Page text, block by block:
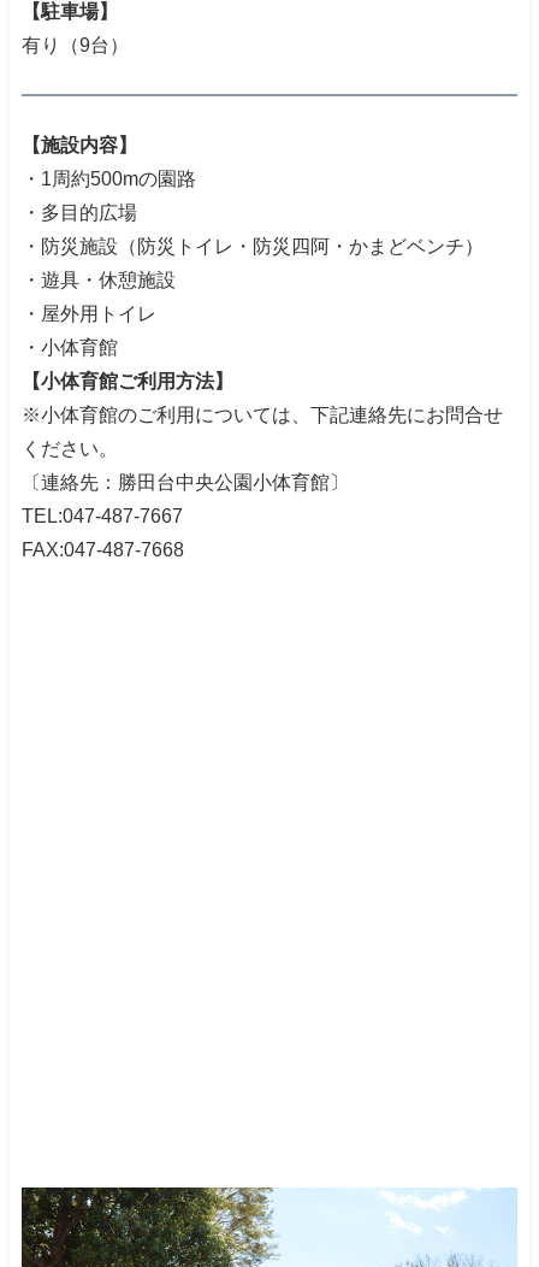
【駐車場】
有り（9台）
【施設内容】
・1周約500mの園路
・多目的広場
・防災施設（防災トイレ・防災四阿・かまどベンチ）
・遊具・休憩施設
・屋外用トイレ
・小体育館
【小体育館ご利用方法】
※小体育館のご利用については、下記連絡先にお問合せ
ください。
〔連絡先：勝田台中央公園小体育館〕
TEL:047-487-7667
FAX:047-487-7668